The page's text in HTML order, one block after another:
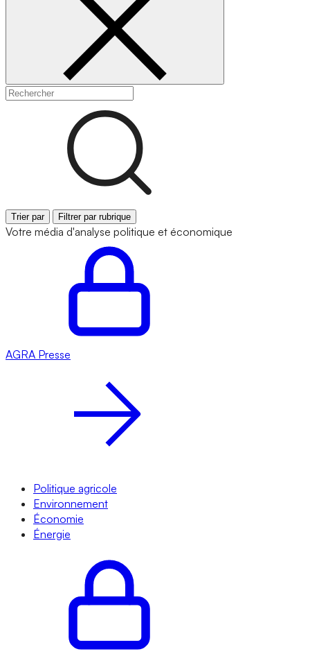
Trier par Filtrer par rubrique
Votre média d'analyse politique et économique
AGRA Presse
Politique agricole
Environnement
Économie
Énergie